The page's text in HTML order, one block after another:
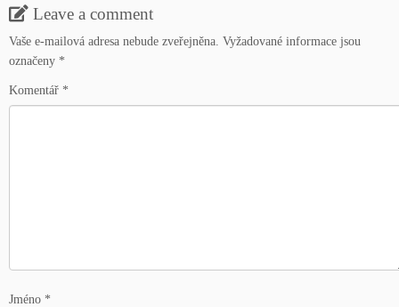
Leave a comment
Vaše e-mailová adresa nebude zveřejněna. Vyžadované informace jsou
označeny *
Komentář *
Jméno *